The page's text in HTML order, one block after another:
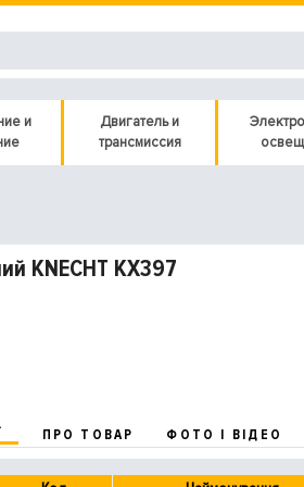
и
Двигатель и
трансмиссия
KNECHT KX397
ПРО ТОВАР ФОТО І ВІДЕО